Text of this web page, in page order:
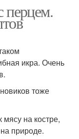
перцем.
икра. Очень
тоже
мясу на костре,
природе.